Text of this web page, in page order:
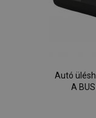
Autó
A